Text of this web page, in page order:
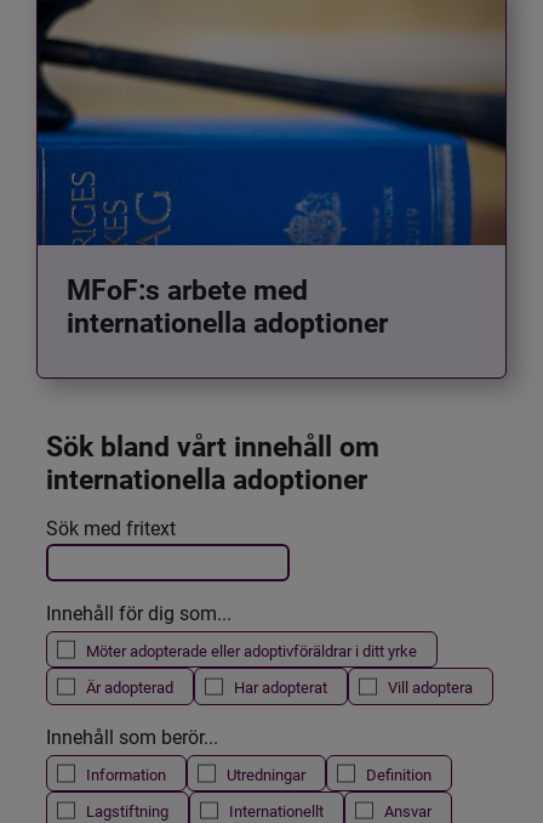
MFoF:s arbete med
internationella adoptioner
Sök bland vårt innehåll om
internationella adoptioner
Filtrera resultatet
Det här formuläret postas automatiskt
Sök med fritext
Innehåll för dig som...
Möter adopterade eller adoptivföräldrar i ditt yrke
Är adopterad
Har adopterat Vill adoptera
Innehåll som berör...
Information Utredningar
Definition
Lagstiftning
Internationellt
Ansvar